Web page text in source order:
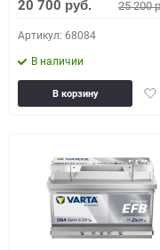
20 700 руб. 25 200
Артикул: 68084
В наличии
В корзину